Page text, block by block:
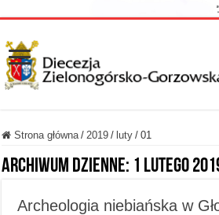
Strona główna / 2019 / luty / 01
Archiwum dzienne: 1 lutego
Archeologia niebiańska w